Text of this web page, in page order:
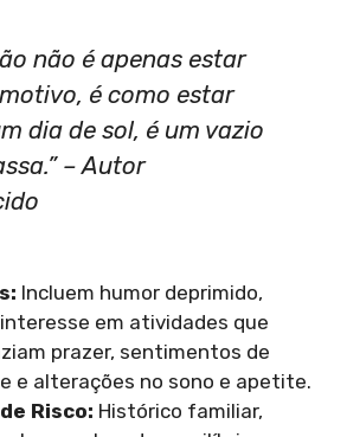
não é apenas estar
é como estar
dia de sol, é um vazio
– Autor
Incluem humor deprimido,
em atividades que
prazer, sentimentos de
e alterações no sono e apetite.
Risco: Histórico familiar,